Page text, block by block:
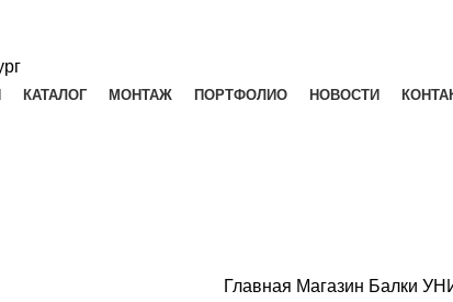
КАТАЛОГ МОНТАЖ ПОРТФОЛИО НОВОСТИ
Главная Магазин Балки